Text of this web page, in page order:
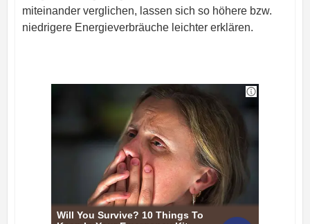
miteinander verglichen, lassen sich so höhere bzw.
niedrigere Energieverbräuche leichter erklären.